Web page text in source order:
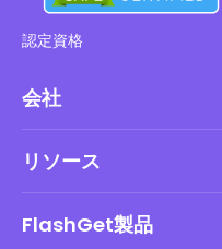
認定資格
会社
DMCAポリシー
リソース
FlashGet製品